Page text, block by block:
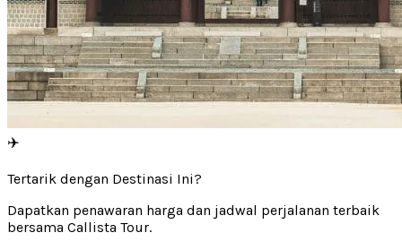
✈️
Tertarik dengan Destinasi Ini?
Dapatkan penawaran harga dan jadwal perjalanan terbaik
bersama Callista Tour.